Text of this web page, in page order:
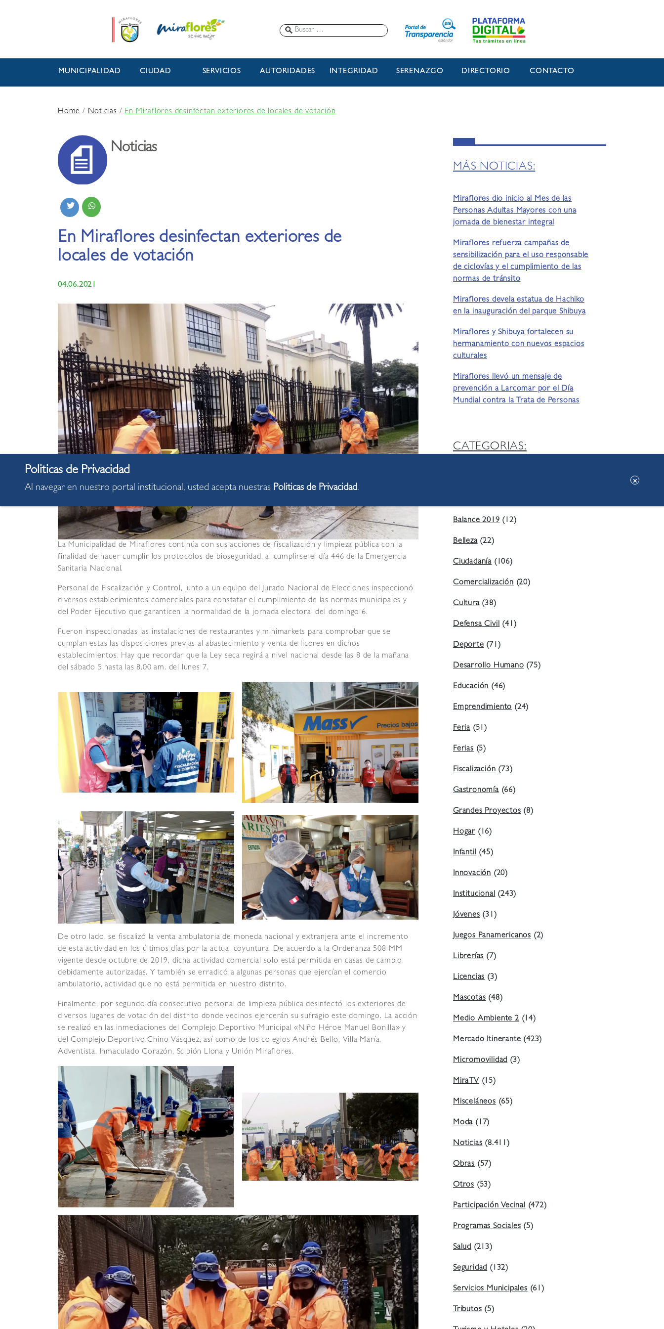
MUNICIPALIDAD CIUDAD SERVICIOS AUTORIDADES INTEGRIDAD SERENAZGO DIRECTORIO CONTACTO
Home/Noticias /En Miraflores desinfectan exteriores de locales de votación
Noticias
En Miraflores desinfectan exteriores de
locales de votación
04.06.2021
La Municipalidad de Miraflores continúa con sus acciones de fiscalización y limpieza pública con la
finalidad de hacer cumplir los protocolos de bioseguridad, al cumplirse el día 446 de la Emergencia
Sanitaria Nacional.
Personal de Fiscalización y Control, junto a un equipo del Jurado Nacional de Elecciones inspeccionó
diversos establecimientos comerciales para constatar el cumplimiento de las normas municipales y
del Poder Ejecutivo que garanticen la normalidad de la jornada electoral del domingo 6.
Fueron inspeccionadas las instalaciones de restaurantes y minimarkets para comprobar que se
cumplan estas las disposiciones previas al abastecimiento y venta de licores en dichos
establecimientos. Hay que recordar que la Ley seca regirá a nivel nacional desde las 8 de la mañana
del sábado 5 hasta las 8.00 am. del lunes 7.
De otro lado, se fiscalizó la venta ambulatoria de moneda nacional y extranjera ante el incremento
de esta actividad en los últimos días por la actual coyuntura. De acuerdo a la Ordenanza 508-MM
vigente desde octubre de 2019, dicha actividad comercial solo está permitida en casas de cambio
debidamente autorizadas. Y también se erradicó a algunas personas que ejercían el comercio
ambulatorio, actividad que no está permitida en nuestro distrito.
Finalmente, por segundo día consecutivo personal de limpieza pública desinfectó los exteriores de
diversos lugares de votación del distrito donde vecinos ejercerán su sufragio este domingo. La acción
se realizó en las inmediaciones del Complejo Deportivo Municipal «Niño Héroe Manuel Bonilla» y
del Complejo Deportivo Chino Vásquez, así como de los colegios Andrés Bello, Villa María,
Adventista, Inmaculado Corazón, Scipión Llona y Unión Miraflores.
MÁS NOTICIAS:
Miraflores dio inicio al Mes de las
Personas Adultas Mayores con una
jornada de bienestar integral
Miraflores refuerza campañas de
sensibilización para el uso responsable
de ciclovías y el cumplimiento de las
normas de tránsito
Miraflores devela estatua de Hachiko
en la inauguración del parque Shibuya
Miraflores y Shibuya fortalecen su
hermanamiento con nuevos espacios
culturales
Miraflores llevó un mensaje de
prevención a Larcomar por el Día
Mundial contra la Trata de Personas
CATEGORIAS:
Balance 2019(12)
Belleza(22)
Ciudadanía (106)
Comercialización(20)
Cultura(38)
Defensa Civil(41)
Deporte(71)
Desarrollo Humano(75)
Educación(46)
Emprendimiento(24)
Feria (51)
Ferias(5)
Fiscalización(73)
Gastronomía(66)
Grandes Proyectos(8)
Hogar (16)
Infantil(45)
Innovación (20)
Institucional(243)
Jóvenes(31)
Juegos Panamericanos (2)
Librerías(7)
Licencias(3)
Mascotas(48)
Medio Ambiente 2(14)
Mercado Itinerante(423)
Micromovilidad(3)
MiraTV(15)
Misceláneos(65)
Moda(17)
Noticias(8.411)
Obras (57)
Otros (53)
Participación Vecinal(472)
Programas Sociales(5)
Salud (213)
Seguridad(132)
Servicios Municipales(61)
Tributos(5)
Al navegar en nuestro portal institucional, usted acepta nuestras Politicas de Privacidad.